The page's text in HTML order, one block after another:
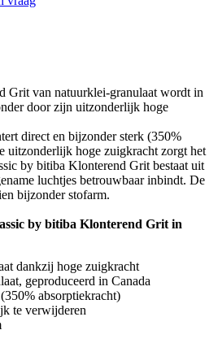
Grit van natuurklei-granulaat wordt in
door zijn uitzonderlijk hoge
direct en bijzonder sterk (350%
uitzonderlijk hoge zuigkracht zorgt het
by bitiba Klonterend Grit bestaat uit
luchtjes betrouwbaar inbindt. De
bijzonder stofarm.
by bitiba Klonterend Grit in
dankzij hoge zuigkracht
geproduceerd in Canada
absorptiekracht)
te verwijderen